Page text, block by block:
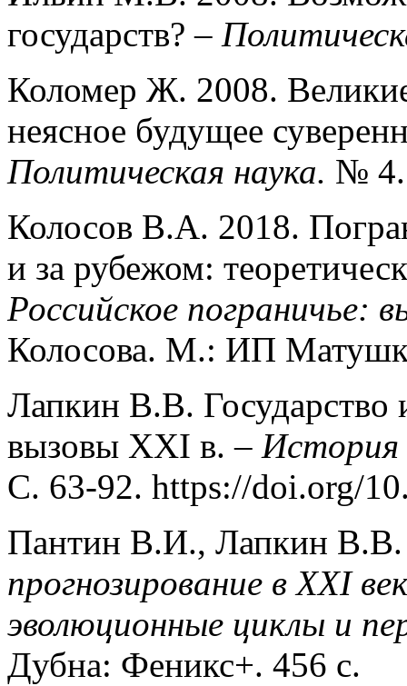
государств? –
Коломер Ж. 2008.
неясное будущее
Политическая наука. № 4.
Колосов В.А. 2018.
и за рубежом:
Российское пограничье:
Колосова. М.: ИП
Лапкин В.В.
вызовы XXI в. – История
С. 63-92. https://doi.org/
Пантин В.И., Лапкин
прогнозирование в XXI
эволюционные циклы и
Дубна: Феникс+. 456 с.